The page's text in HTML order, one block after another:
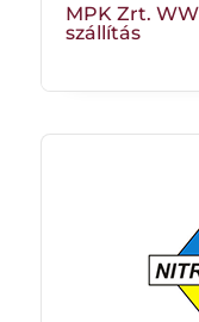
MPK Zrt.
szállítás